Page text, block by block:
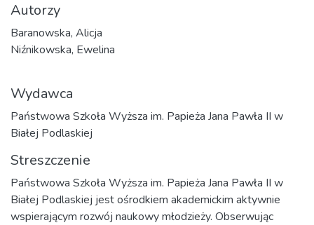
Autorzy
Baranowska, Alicja
Niźnikowska, Ewelina
Wydawca
Państwowa Szkoła Wyższa im. Papieża Jana Pawła II w
Białej Podlaskiej
Streszczenie
Państwowa Szkoła Wyższa im. Papieża Jana Pawła II w
Białej Podlaskiej jest ośrodkiem akademickim aktywnie
wspierającym rozwój naukowy młodzieży. Obserwując